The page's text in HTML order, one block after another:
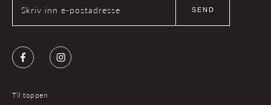
Skriv inn e-postadresse SEND
FacebookInstagram
Til toppen